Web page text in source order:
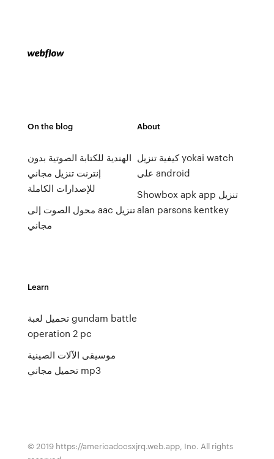
On the blog
الهندية للكتابة الصوتية بدون
إنترنت تنزيل مجاني
للإصدارات الكاملة
محول الصوت إلى aac تنزيل
مجاني
About
كيفية تنزيل yokai watch
على android
Showbox apk app تنزيل
alan parsons kentkey
Learn
تحميل لعبة gundam battle
operation 2 pc
موسيقى الآلات الصينية
تحميل مجاني mp3
© 2019 https://americadocsxjrq.web.app, Inc. All rights